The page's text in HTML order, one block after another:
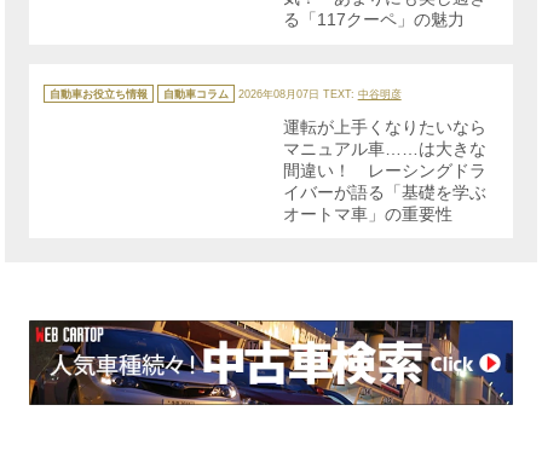
る「117クーペ」の魅力
テ
ゴ
自動車お役立ち情報 自動車コラム 2026年08月07日 TEXT: 中谷明彦
運転が上手くなりたいなら
マニュアル車……は大きな
間違い！ レーシングドラ
イバーが語る「基礎を学ぶ
オートマ車」の重要性